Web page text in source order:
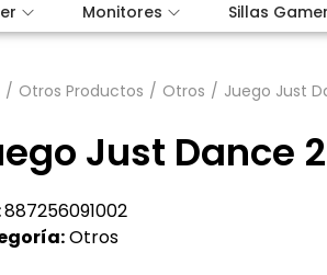
Monitores Sillas
/ Otros Productos / Otros / Juego Just
Just Dance
887256091002
Otros